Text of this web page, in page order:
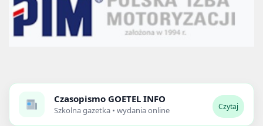
Czasopismo GOETEL INFO
Szkolna gazetka • wydania online Czytaj